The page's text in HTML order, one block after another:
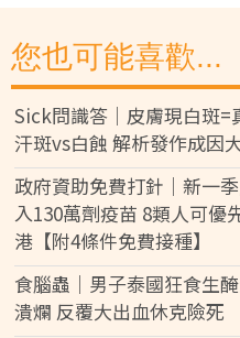
您也可能喜歡...
Sick問識答｜皮膚現白斑=
汗斑vs白蝕 解析發作成因
政府資助免費打針｜新一
入130萬劑疫苗 8類人可優
港【附4條件免費接種】
食腦蟲｜男子泰國狂食生
潰爛 反覆大出血休克險死